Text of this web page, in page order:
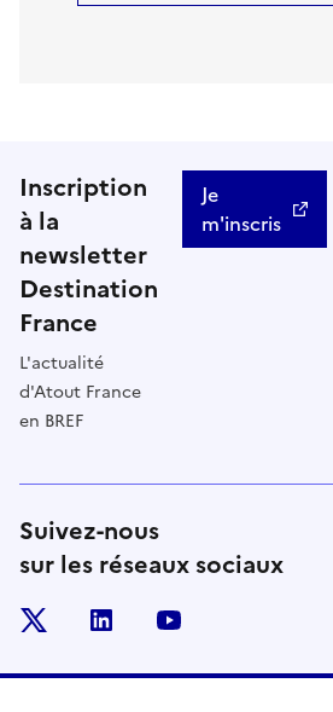
Inscription
à la
newsletter
Destination
France
L'actualité
d'Atout France
en BREF
Je
m'inscris
Suivez-nous
sur les réseaux sociaux
linkedin